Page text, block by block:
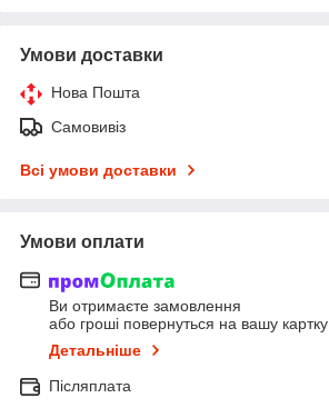
Умови доставки
Нова Пошта
Самовивіз
Всі умови доставки
Умови оплати
Ви отримаєте замовлення
або гроші повернуться на вашу картку
Детальніше
Післяплата